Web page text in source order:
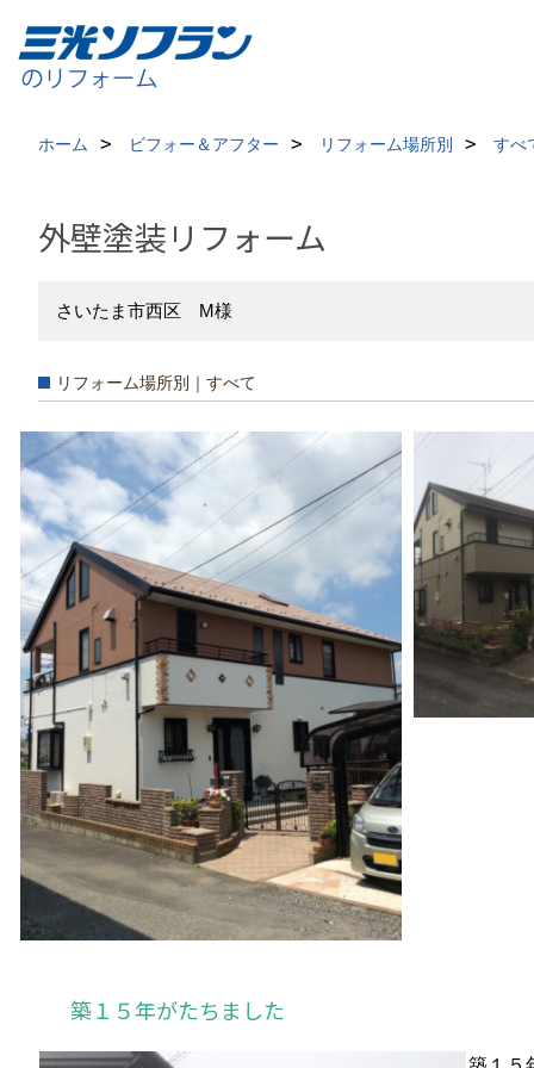
ホーム ビフォー＆アフター リフォーム場所別 すべ
外壁塗装リフォーム
さいたま市西区 M様
リフォーム場所別｜すべて
築１５年がたちました